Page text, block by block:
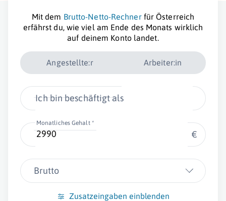
Mit dem Brutto-Netto-Rechnerfür Österreich
erfährst du, wie viel am Ende des Monats wirklich
auf deinem Konto landet.
Angestellte:r Arbeiter:in
Ich bin beschäftigt als
Monatliches Gehalt *
€
Brutto
Zusatzeingaben einblenden